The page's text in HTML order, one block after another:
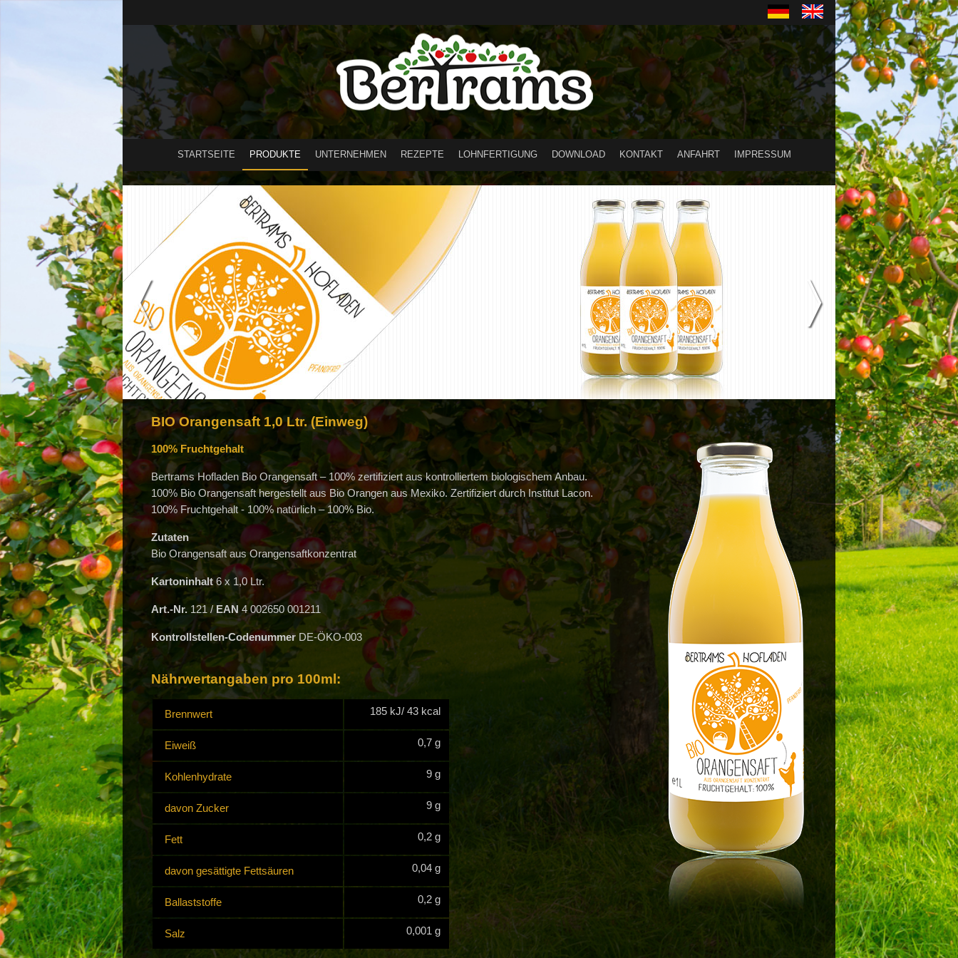
STARTSEITE PRODUKTE UNTERNEHMEN REZEPTE LOHNFERTIGUNG DOWNLOAD KONTAKT ANFAHRT IMPRESSUM
〈 〉
BIO Orangensaft 1,0 Ltr. (Einweg)
100% Fruchtgehalt
Bertrams Hofladen Bio Orangensaft – 100% zertifiziert aus kontrolliertem biologischem Anbau.
100% Bio Orangensaft hergestellt aus Bio Orangen aus Mexiko. Zertifiziert durch Institut Lacon.
100% Fruchtgehalt - 100% natürlich – 100% Bio.
Zutaten
Bio Orangensaft aus Orangensaftkonzentrat
Kartoninhalt6 x 1,0 Ltr.
Art.-Nr. 121 / EAN 4 002650 001211
Kontrollstellen-Codenummer DE-ÖKO-003
Nährwertangaben pro 100ml:
Brennwert 185 kJ/ 43 kcal
Eiweiß 0,7 g
Kohlenhydrate 9 g
davon Zucker 9 g
Fett 0,2 g
davon gesättigte Fettsäuren 0,04 g
Ballaststoffe 0,2 g
Salz 0,001 g